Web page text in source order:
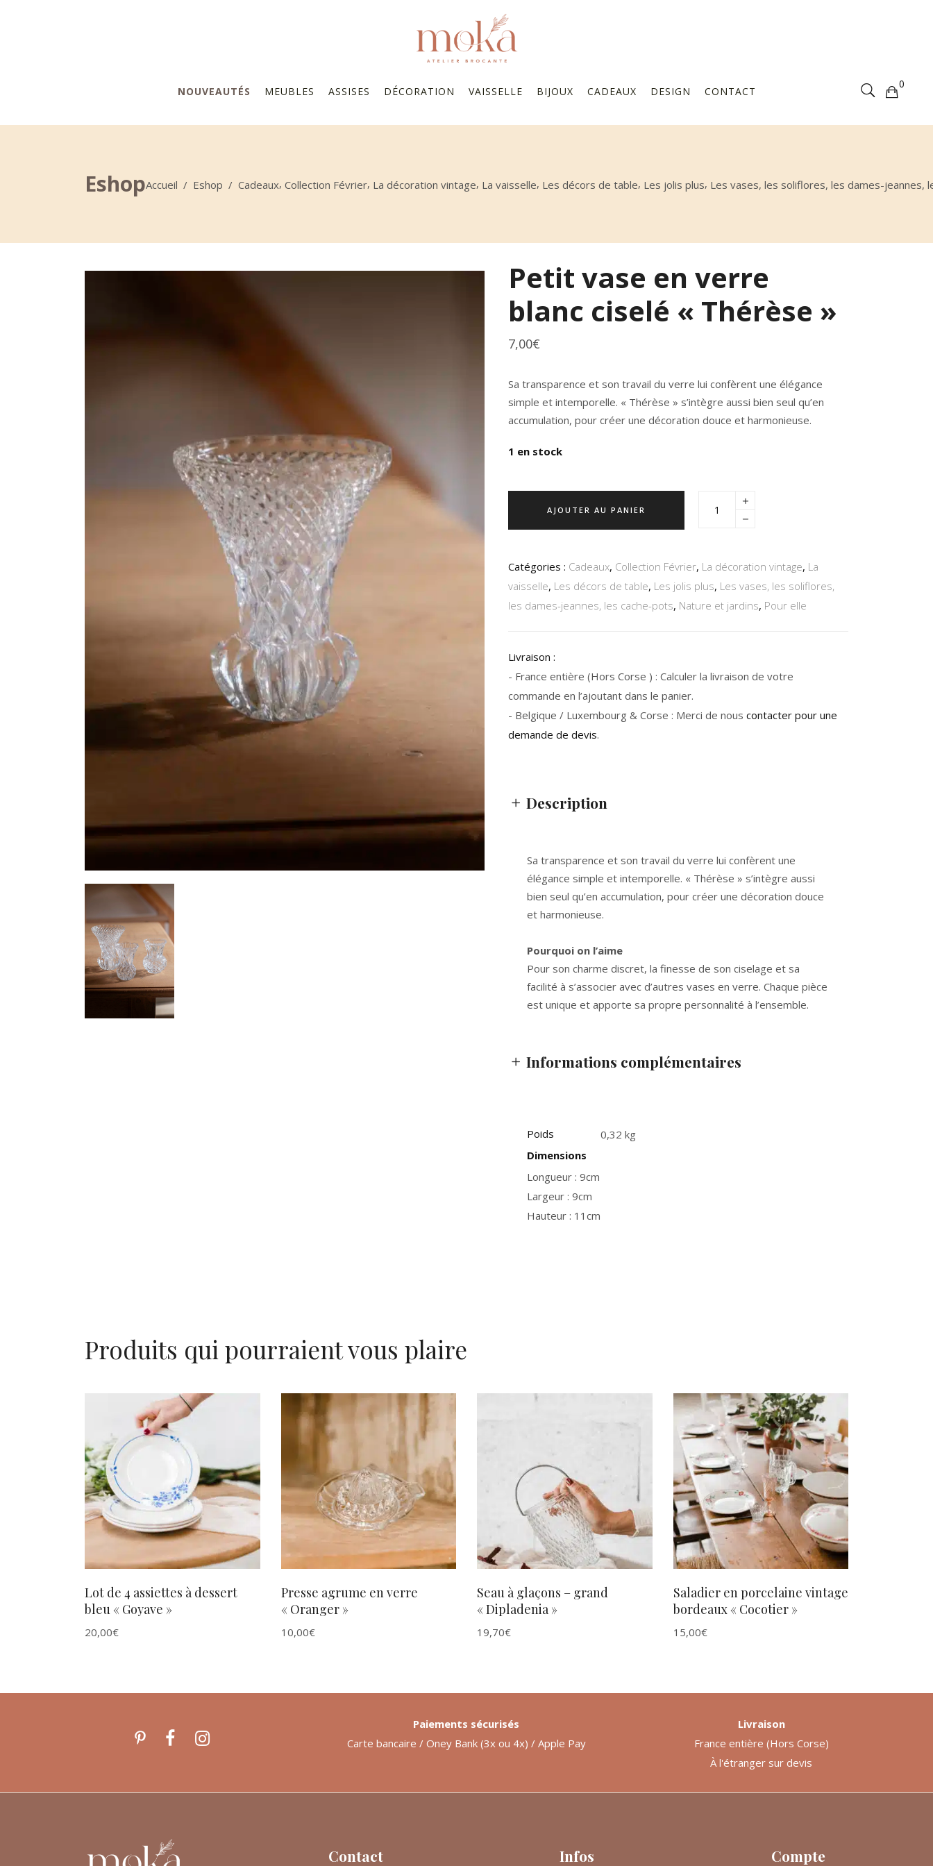
NOUVEAUTÉS MEUBLES ASSISES DÉCORATION VAISSELLE BIJOUX CADEAUX DESIGN CONTACT
0
Votre sélection est vide
EshopAccueil / Eshop / Cadeaux, Collection Février, La décoration vintage, La vaisselle, Les décors de table, Les jolis plus, Les vases, les soliflores, les dames-jeannes,
Petit vase en verre
blanc ciselé « Thérèse »
7,00€
Sa transparence et son travail du verre lui confèrent une élégance
simple et intemporelle. « Thérèse » s’intègre aussi bien seul qu’en
accumulation, pour créer une décoration douce et harmonieuse.
1 en stock
AJOUTER AU PANIER
Catégories : Cadeaux, Collection Février, La décoration vintage, La
vaisselle, Les décors de table, Les jolis plus, Les vases, les soliflores,
les dames-jeannes, les cache-pots, Nature et jardins, Pour elle
Livraison :
- France entière (Hors Corse ) : Calculer la livraison de votre
commande en l’ajoutant dans le panier.
- Belgique / Luxembourg & Corse : Merci de nous contacter pour une
demande de devis.
Description
Sa transparence et son travail du verre lui confèrent une
élégance simple et intemporelle. « Thérèse » s’intègre aussi
bien seul qu’en accumulation, pour créer une décoration douce
et harmonieuse.
Pourquoi on l’aime
Pour son charme discret, la finesse de son ciselage et sa
facilité à s’associer avec d’autres vases en verre. Chaque pièce
est unique et apporte sa propre personnalité à l’ensemble.
Informations complémentaires
Poids
0,32 kg
Dimensions
Longueur : 9cm
Largeur : 9cm
Hauteur : 11cm
Produits qui pourraient vous plaire
AJOUTER AU PANIER
Lot de 4 assiettes à dessert
bleu « Goyave »
20,00€
AJOUTER AU PANIER
Presse agrume en verre
« Oranger »
10,00€
AJOUTER AU PANIER
Seau à glaçons – grand
« Dipladenia »
19,70€
AJOUTER AU PANIER
Saladier en porcelaine vintage
bordeaux « Cocotier »
15,00€
Contact Infos Compte
Paiements sécurisés
Carte bancaire / Oney Bank (3x ou 4x) / Apple Pay
Livraison
France entière (Hors Corse)
À l'étranger sur devis